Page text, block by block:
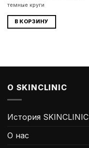
темные круги
В КОРЗИНУ
О SKINCLINIC
История SKINCLINIC
О нас